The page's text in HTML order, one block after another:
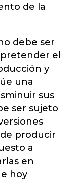
de la
debe ser
el
y
una
sus
ser sujeto
producir
a
en
hoy